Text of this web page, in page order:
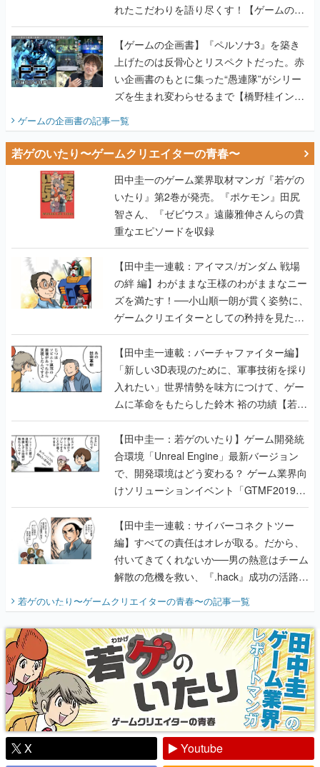
れたこだわりを語り尽くす！【ゲームの企
画書】
【ゲームの企画書】『ペルソナ3』を築き
上げたのは反骨心とリスペクトだった。赤
い企画書のもとに集った“愚連隊”がシリー
ズを生まれ変わらせるまで【橋野桂インタ
ゲームの企画書の記事一覧
若ゲのいたり〜ゲームクリエイターの青春〜
田中圭一のゲーム業界取材マンガ『若ゲの
いたり』第2巻が発売。『ポケモン』田尻
智さん、『ゼビウス』遠藤雅伸さんらの貴
重なエピソードを収録
【田中圭一連載：アイマス/ガンダム 戦場
の絆 編】わがままな王様のわがままなニー
ズを満たす！──小山順一朗が貫く姿勢に、
ゲームクリエイターとしての矜持を見た
【若ゲのいたり最終回】
【田中圭一連載：バーチャファイター編】
「新しい3D表現のために、軍事技術を採り
入れたい」世界情勢を味方につけて、ゲー
ムに革命をもたらした鈴木 裕の功績【若ゲ
のいたり】
【田中圭一：若ゲのいたり】ゲーム開発統
合環境「Unreal Engine」最新バージョン
で、開発環境はどう変わる？ ゲーム業界向
けソリューションイベント「GTMF2019」
に行って、より理解を深めよう【PR】
【田中圭一連載：サイバーコネクトツー
編】すべての責任はオレが取る。だから、
付いてきてくれないか──男の熱意はチーム
解散の危機を救い、『.hack』成功の活路を
『少年ジャンプ』色だった【若ゲのいた
り】
若ゲのいたり〜ゲームクリエイターの青春〜の記事一覧
X
Youtube